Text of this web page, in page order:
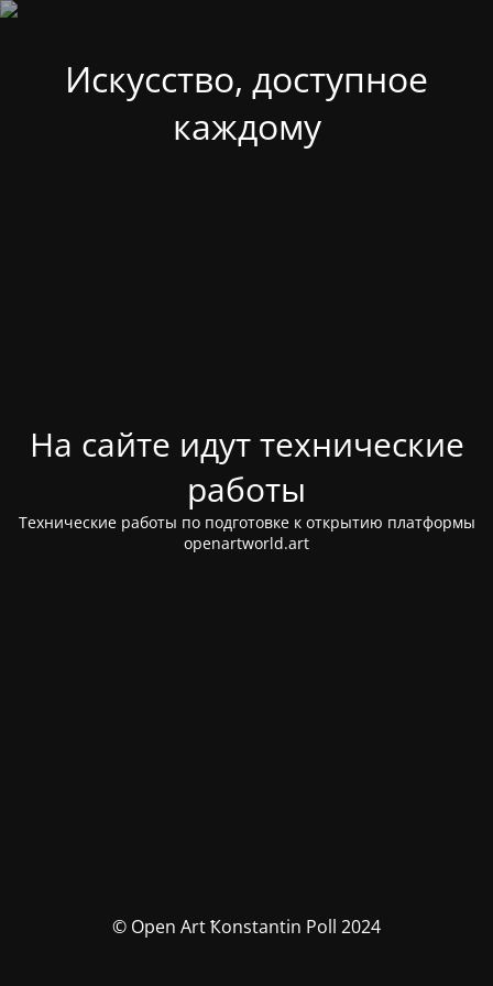
Искусство, доступное
каждому
На сайте идут технические
работы
Технические работы по подготовке к открытию платформы
openartworld.art
© Open Art Ҟonstantin Poll 2024